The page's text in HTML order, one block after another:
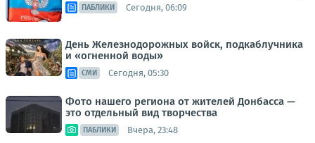
ПАБЛИКИ Сегодня, 06:09
День Железнодорожных войск, подкаблучника
и «огненной воды»
СМИ Сегодня, 05:30
Фото нашего региона от жителей Донбасса —
это отдельный вид творчества
ПАБЛИКИ Вчера, 23:48